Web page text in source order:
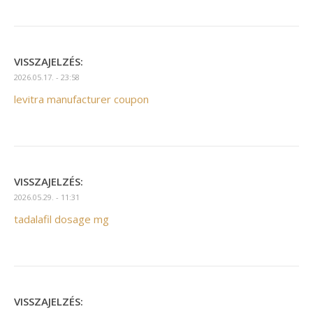
VISSZAJELZÉS:
2026.05.17. - 23:58
levitra manufacturer coupon
VISSZAJELZÉS:
2026.05.29. - 11:31
tadalafil dosage mg
VISSZAJELZÉS: